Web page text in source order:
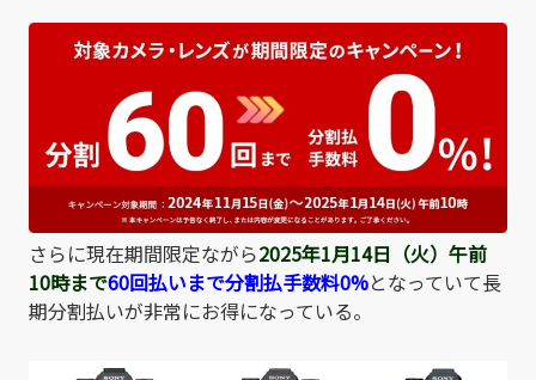
さらに現在期間限定ながら2025年1月14日（火）午前
10時まで60回払いまで分割払手数料0%となっていて長
期分割払いが非常にお得になっている。